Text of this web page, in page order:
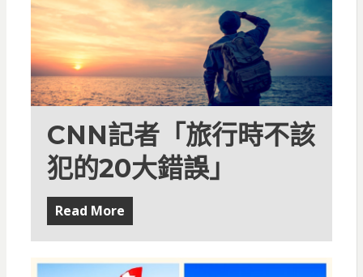
CNN記者「旅行時不該
犯的20大錯誤」
Read More